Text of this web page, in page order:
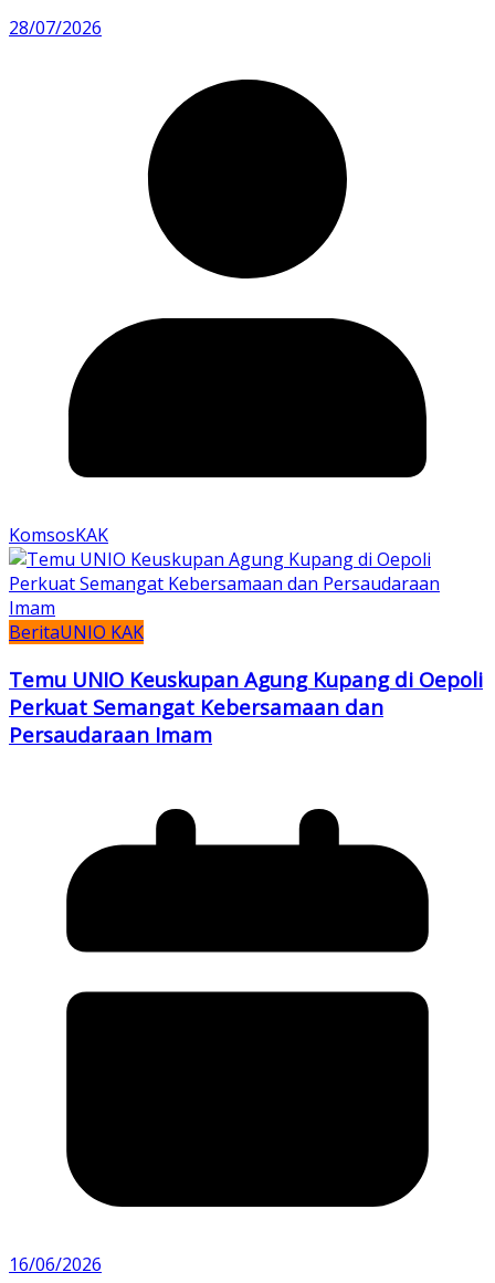
28/07/2026
KomsosKAK
BeritaUNIO KAK
Temu UNIO Keuskupan Agung Kupang di Oepoli
Perkuat Semangat Kebersamaan dan
Persaudaraan Imam
16/06/2026